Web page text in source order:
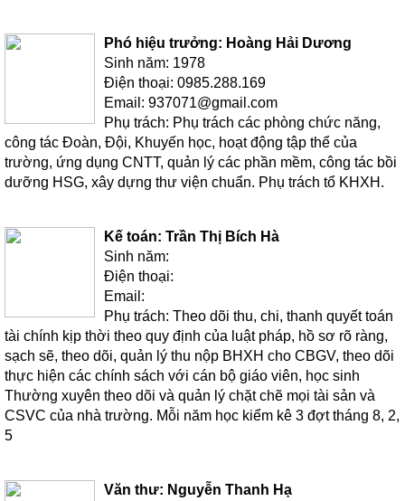
Phó hiệu trưởng: Hoàng Hải Dương
Sinh năm: 1978
Điện thoại: 0985.288.169
Email: 937071@gmail.com
Phụ trách: Phụ trách các phòng chức năng,
công tác Đoàn, Đội, Khuyến học, hoạt động tập thể của
trường, ứng dụng CNTT, quản lý các phần mềm, công tác bồi
dưỡng HSG, xây dựng thư viện chuẩn. Phụ trách tổ KHXH.
Kế toán: Trần Thị Bích Hà
Sinh năm:
Điện thoại:
Email:
Phụ trách: Theo dõi thu, chi, thanh quyết toán
tài chính kịp thời theo quy định của luật pháp, hồ sơ rõ ràng,
sạch sẽ, theo dõi, quản lý thu nộp BHXH cho CBGV, theo dõi
thực hiện các chính sách với cán bộ giáo viên, học sinh
Thường xuyên theo dõi và quản lý chặt chẽ mọi tài sản và
CSVC của nhà trường. Mỗi năm học kiểm kê 3 đợt tháng 8, 2,
5
Văn thư: Nguyễn Thanh Hạ